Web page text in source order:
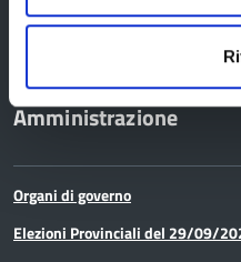
Amministrazione
Organi di governo
Elezioni Provinciali del 29/09/